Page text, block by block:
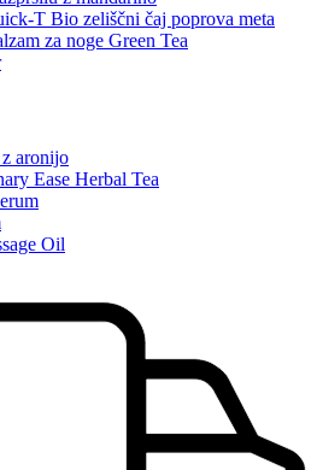
T Bio zeliščni čaj poprova meta
za noge Green Tea
aronijo
Ease Herbal Tea
Oil